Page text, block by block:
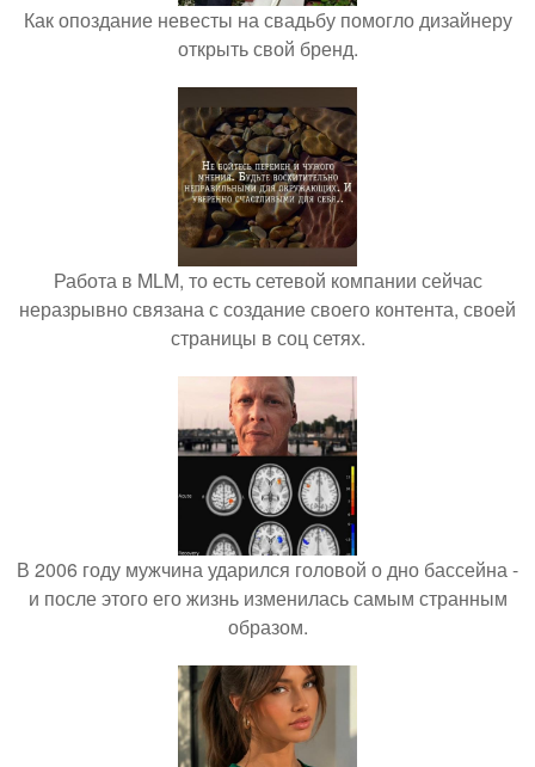
Как опоздание невесты на свадьбу помогло дизайнеру
открыть свой бренд.
Работа в MLM, то есть сетевой компании сейчас
неразрывно связана с создание своего контента, своей
страницы в соц сетях.
В 2006 году мужчина ударился головой о дно бассейна -
и после этого его жизнь изменилась самым странным
образом.